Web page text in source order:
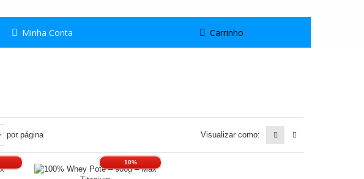
Minha Conta Carrinho
por página Visualizar como:
10%
DESCONTO.